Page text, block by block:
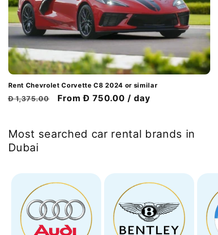
Rent Chevrolet Corvette C8 2024 or similar
Обычная
Đ 1,375.00
Цена
From Đ 750.00 / day
Most searched car rental brands in
Dubai